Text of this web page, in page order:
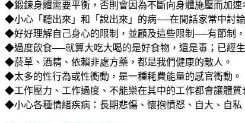
◆鍛鍊身體需要平衡，否則會因為不斷向身體施壓而加速
◆小心「聽出來」和「說出來」的病──在閒話家常中討
◆好好理解自己身心的限制，並顧及這些限制──有節制，
◆過度飲食──就算大吃大喝的是好食物，還是毒；已經
◆菸草、酒精、依賴非處方藥，都是我們健康的敵人。
◆太多的性行為或性衝動，是一種耗費能量的感官衝動。
◆工作壓力、工作過度、不能樂在其中的工作都會讓體質
◆小心各種情緒疾病：長期悲傷、懷抱憤怒、自大、自